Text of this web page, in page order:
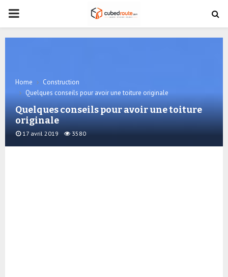
PRIMARY
MENU
Home
Construction
Quelques conseils pour avoir une toiture originale
Quelques conseils pour avoir une toiture
originale
17 avril 2019 3580